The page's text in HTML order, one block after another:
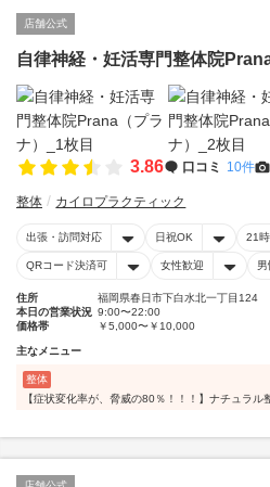
店舗公式
自律神経・妊活専門整体院
3.86 口コミ 10件
整体 カイロプラクティック
出張・訪問対応 日祝OK 21
QRコード決済可 女性歓迎 男
住所
福岡県春日市下白水北一丁目124
本日の営業状況 9:00〜22:00
価格帯
￥5,000〜￥10,000
主なメニュー
整体
【症状変化率が、脅威の80％！！！】ナチュラル